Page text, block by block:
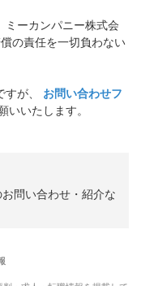
ミーカンパニー株式会
の責任を一切負わない
が、
お問い合わせフ
いいたします。
問い合わせ・紹介な